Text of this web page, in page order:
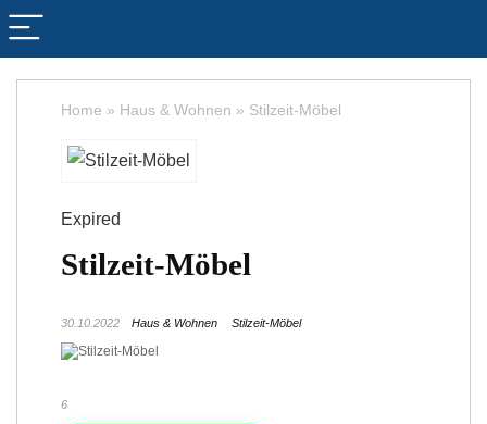
Home » Haus & Wohnen » Stilzeit-Möbel
Expired
Stilzeit-Möbel
30.10.2022 Haus & Wohnen Stilzeit-Möbel
6